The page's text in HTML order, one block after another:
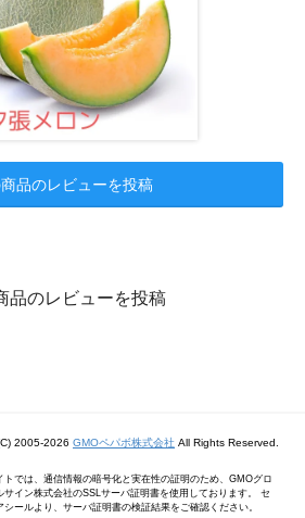
品のレビューを投稿
品のレビューを投稿
2005-2026 GMOペパボ株式会社 All Rights Reserved.
トでは、通信情報の暗号化と実在性の証明のため、GMOグロ
サイン株式会社のSSLサーバ証明書を使用しております。 セ
シールより、サーバ証明書の検証結果をご確認ください。